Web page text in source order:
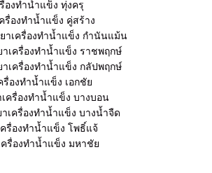
องทำน้ำแข็ง ทุ่งครุ
รื่องทำน้ำแข็ง คู่สร้าง
าเครื่องทำน้ำแข็ง กำนันแม้น
เครื่องทำน้ำแข็ง ราชพฤกษ์
เครื่องทำน้ำแข็ง กลัปพฤกษ์
รื่องทำน้ำแข็ง เอกชัย
ครื่องทำน้ำแข็ง บางบอน
เครื่องทำน้ำแข็ง บางน้ำจืด
รื่องทำน้ำแข็ง โพธิ์แจ้
รื่องทำน้ำแข็ง มหาชัย